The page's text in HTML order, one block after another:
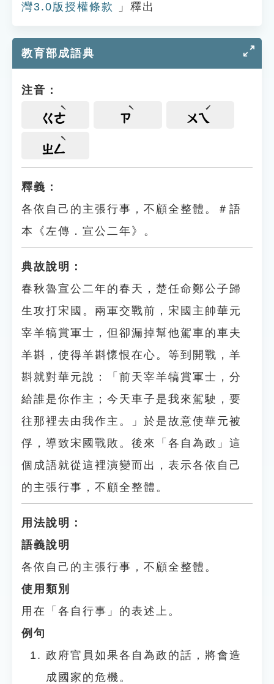
灣3.0版授權條款
」釋出
教育部成語典
注音：
ㄍㄜ ㄗ ㄨㄟ
ㄓㄥ
釋義：
各依自己的主張行事，不顧全整體。＃語
本《左傳．宣公二年》。
典故說明：
春秋魯宣公二年的春天，楚任命鄭公子歸
生攻打宋國。兩軍交戰前，宋國主帥華元
宰羊犒賞軍士，但卻漏掉幫他駕車的車夫
羊斟，使得羊斟懷恨在心。等到開戰，羊
斟就對華元說：「前天宰羊犒賞軍士，分
給誰是你作主；今天車子是我來駕駛，要
往那裡去由我作主。」於是故意使華元被
俘，導致宋國戰敗。後來「各自為政」這
個成語就從這裡演變而出，表示各依自己
的主張行事，不顧全整體。
用法說明：
語義說明
各依自己的主張行事，不顧全整體。
使用類別
用在「各自行事」的表述上。
例句
政府官員如果各自為政的話，將會造
成國家的危機。